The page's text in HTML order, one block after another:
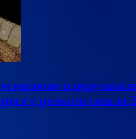
регионе в
с рельсов сошло